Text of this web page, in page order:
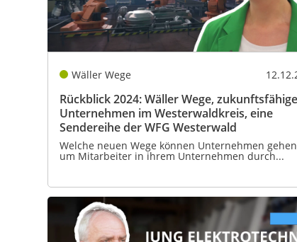
Wäller Wege
Rückblick 2024: Wäller Wege, zukunftsfähige
Unternehmen im Westerwaldkreis, eine
Sendereihe der WFG Westerwald
Welche neuen Wege können Unternehmen
um Mitarbeiter in ihrem Unternehmen durch...